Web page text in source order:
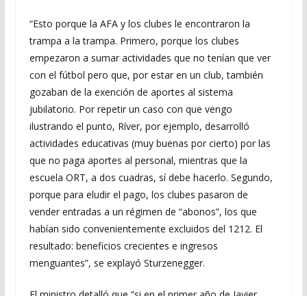
“Esto porque la AFA y los clubes le encontraron la
trampa a la trampa. Primero, porque los clubes
empezaron a sumar actividades que no tenían que ver
con el fútbol pero que, por estar en un club, también
gozaban de la exención de aportes al sistema
jubilatorio. Por repetir un caso con que vengo
ilustrando el punto, Ríver, por ejemplo, desarrolló
actividades educativas (muy buenas por cierto) por las
que no paga aportes al personal, mientras que la
escuela ORT, a dos cuadras, sí debe hacerlo. Segundo,
porque para eludir el pago, los clubes pasaron de
vender entradas a un régimen de “abonos”, los que
habían sido convenientemente excluidos del 1212. El
resultado: beneficios crecientes e ingresos
menguantes”, se explayó Sturzenegger.